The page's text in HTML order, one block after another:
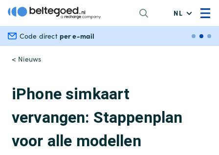
NL
Code direct per e-mail
< Nieuws
iPhone simkaart
vervangen: Stappenplan
voor alle modellen